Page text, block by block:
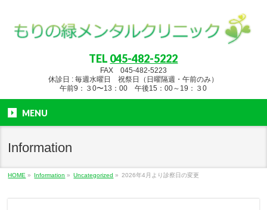
TEL 045-482-5222
FAX 045-482-5223
休診日 : 毎週水曜日 祝祭日（日曜隔週・午前のみ）
午前9：３0〜13：00 午後15：00～19：３0
MENU
Information
HOME » Information » Uncategorized » 2026年4月より診察日の変更